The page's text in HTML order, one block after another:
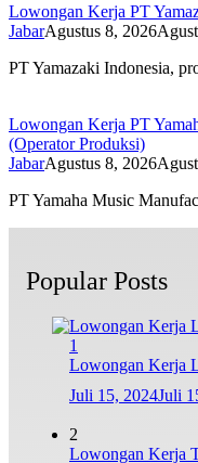
Lowongan Kerja PT
JabarAgustus 8, 2026
PT Yamazaki Indonesia,
Lowongan Kerja PT
(Operator Produksi)
JabarAgustus 8, 2026
PT Yamaha Music
Popular Posts
1
Lowongan Kerja
Juli 15, 2024Juli
2
Lowongan Kerja